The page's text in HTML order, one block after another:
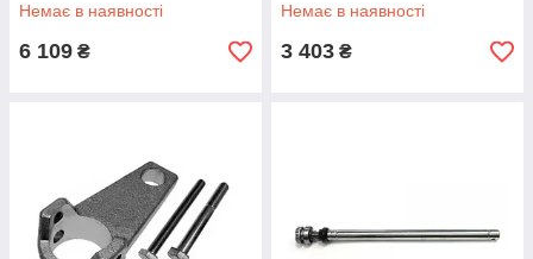
Немає в наявності
6 109 ₴
Немає в наявності
3 403 ₴